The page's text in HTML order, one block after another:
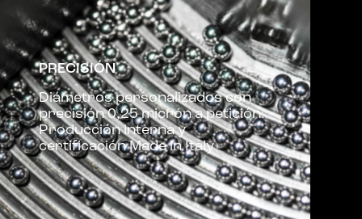
PRECISIÓN
Diámetros personalizados con
precisión 0,25 micrón a petición.
Producción interna y
certificación Made in Italy